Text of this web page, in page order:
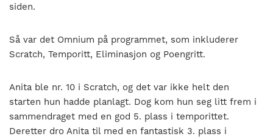
siden.
Så var det Omnium på programmet, som inkluderer
Scratch, Temporitt, Eliminasjon og Poengritt.
Anita ble nr. 10 i Scratch, og det var ikke helt den
starten hun hadde planlagt. Dog kom hun seg litt frem i
sammendraget med en god 5. plass i temporittet.
Deretter dro Anita til med en fantastisk 3. plass i